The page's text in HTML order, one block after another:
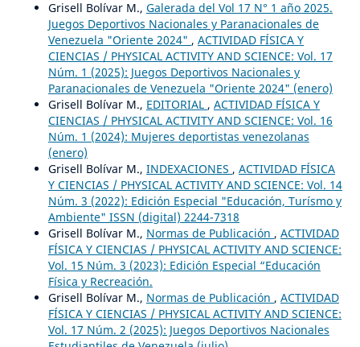
Grisell Bolívar M., Galerada del Vol 17 N° 1 año 2025.
Juegos Deportivos Nacionales y Paranacionales de
Venezuela "Oriente 2024" , ACTIVIDAD FÍSICA Y
CIENCIAS / PHYSICAL ACTIVITY AND SCIENCE: Vol. 17
Núm. 1 (2025): Juegos Deportivos Nacionales y
Paranacionales de Venezuela "Oriente 2024" (enero)
Grisell Bolívar M., EDITORIAL , ACTIVIDAD FÍSICA Y
CIENCIAS / PHYSICAL ACTIVITY AND SCIENCE: Vol. 16
Núm. 1 (2024): Mujeres deportistas venezolanas
(enero)
Grisell Bolívar M., INDEXACIONES , ACTIVIDAD FÍSICA
Y CIENCIAS / PHYSICAL ACTIVITY AND SCIENCE: Vol. 14
Núm. 3 (2022): Edición Especial "Educación, Turísmo y
Ambiente" ISSN (digital) 2244-7318
Grisell Bolívar M., Normas de Publicación , ACTIVIDAD
FÍSICA Y CIENCIAS / PHYSICAL ACTIVITY AND SCIENCE:
Vol. 15 Núm. 3 (2023): Edición Especial “Educación
Física y Recreación.
Grisell Bolívar M., Normas de Publicación , ACTIVIDAD
FÍSICA Y CIENCIAS / PHYSICAL ACTIVITY AND SCIENCE:
Vol. 17 Núm. 2 (2025): Juegos Deportivos Nacionales